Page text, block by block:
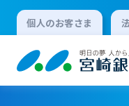
個人のお客さま